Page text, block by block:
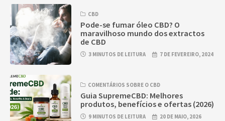
CBD
Pode-se fumar óleo CBD? O
maravilhoso mundo dos extractos
de CBD
3 MINUTOS DE LEITURA 7 DE FEVEREIRO, 2024
COMENTÁRIOS SOBRE O CBD
Guia SupremeCBD: Melhores
produtos, benefícios e ofertas (2026)
9 MINUTOS DE LEITURA 20 DE MAIO, 2026